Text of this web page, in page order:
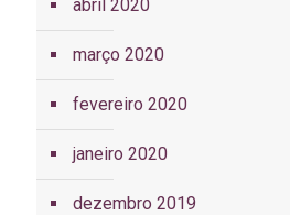
abril 2020
março 2020
fevereiro 2020
janeiro 2020
dezembro 2019